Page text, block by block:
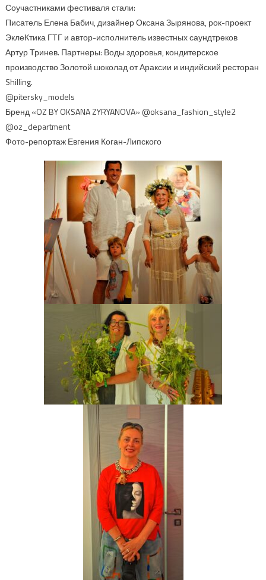
Соучастниками фестиваля стали:
Писатель Елена Бабич, дизайнер Оксана Зырянова, рок-проект
ЭклеКтика ГТГ и автор-исполнитель известных саундтреков
Артур Тринев. Партнеры: Воды здоровья, кондитерское
производство Золотой шоколад от Араксии и индийский ресторан
Shilling.
@pitersky_models
Бренд «OZ BY OKSANA ZYRYANOVA» @oksana_fashion_style2
@oz_department
Фото-репортаж Евгения Коган-Липского